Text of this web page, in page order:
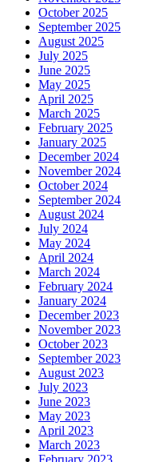
October 2025
September 2025
August 2025
July 2025
June 2025
May 2025
April 2025
March 2025
February 2025
January 2025
December 2024
November 2024
October 2024
September 2024
August 2024
July 2024
May 2024
April 2024
March 2024
February 2024
January 2024
December 2023
November 2023
October 2023
September 2023
August 2023
July 2023
June 2023
May 2023
April 2023
March 2023
February 2023